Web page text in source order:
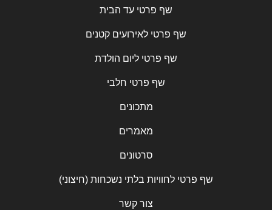
שף פרטי עד הבית
שף פרטי לאירועים קטנים
שף פרטי ליום הולדת
שף פרטי חלבי
מתכונים
מאמרים
סרטונים
שף פרטי לחוויות בלתי נשכחות (חיצוני)
צור קשר